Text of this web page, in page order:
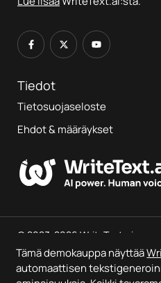
Tiedot
Tietosuojaseloste
Ehdot & määräykset
© 2023-2026 WriteText.ai
Tämä on demokauppa, jossa
Tämä demokauppa näyttää
automaattisen